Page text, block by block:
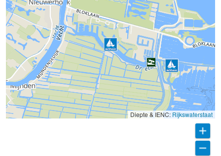
Diepte & IENC: Rijkswaterstaat